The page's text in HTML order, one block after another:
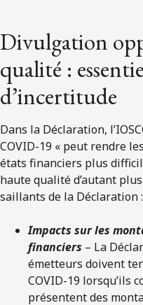
Divulgation
qualité :
d’incertitude
Dans la Déclaration,
COVID-19 « peut rendre
états financiers plus
haute qualité d’autant
saillants de la Déclaration :
Impacts sur les
financiers – La
émetteurs doivent
COVID-19 lorsqu’ils
présentent des